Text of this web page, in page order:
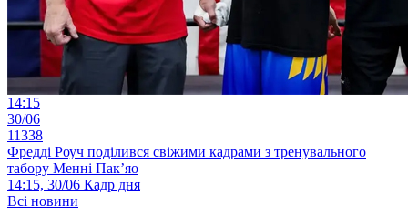
14:15
30/06
11338
Фредді Роуч поділився свіжими кадрами з тренувального
табору Менні Пак’яо
14:15, 30/06 Кадр дня
Всі новини